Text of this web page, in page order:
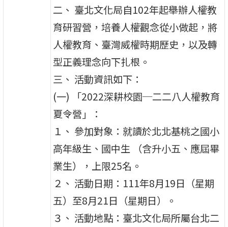
二、 臺北文化局自102年起舉辦人權教
育研習營，培養人權觀念從小做起，將
人權教育、臺灣威權時期歷史，以及轉
型正義理念向下扎根。
三、 活動資訊如下：
(一) 「2022深耕校園─二二八人權教育
夏令營」：
１、 參加對象：就讀於北北基桃之國小
高年級生、國中生 （含升小五、應屆畢
業生），上限25名。
２、 活動日期：111年8月19日（星期
五）至8月21日（星期日）。
３、 活動地點：臺北文化局所屬台北二